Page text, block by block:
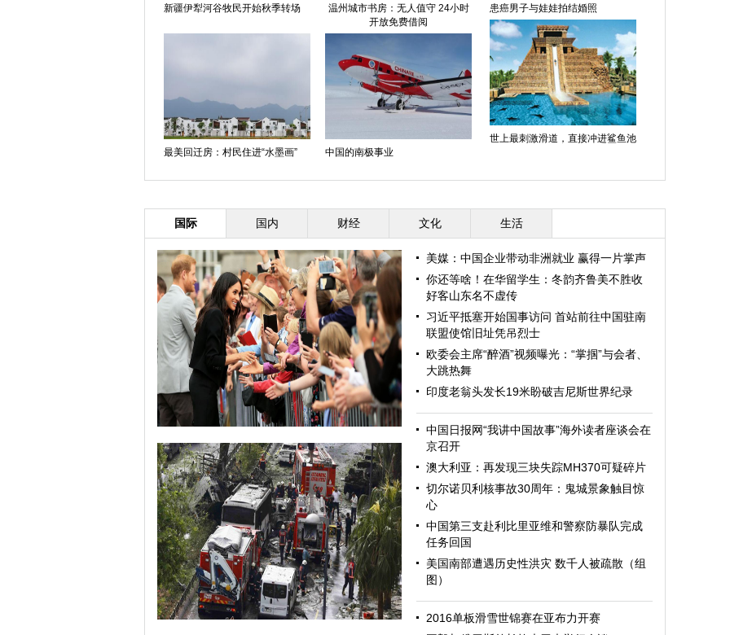
新疆伊犁河谷牧民开始秋季转场
温州城市书房：无人值守 24小时
开放免费借阅
最美回迁房：村民住进“水墨画” 中国的南极事业
患癌男子与娃娃拍结婚照
世上最刺激滑道，直接冲进鲨鱼池
国际 国内 财经 文化 生活
哈里与梅根亮相都柏林街头接受民众欢迎
美媒：中国企业带动非洲就业 赢得一片掌声
你还等啥！在华留学生：冬韵齐鲁美不胜收
好客山东名不虚传
习近平抵塞开始国事访问 首站前往中国驻南
联盟使馆旧址凭吊烈士
欧委会主席“醉酒”视频曝光：“掌掴”与会者、
大跳热舞
印度老翁头发长19米盼破吉尼斯世界纪录
中国日报网“我讲中国故事”海外读者座谈会在
京召开
澳大利亚：再发现三块失踪MH370可疑碎片
切尔诺贝利核事故30周年：鬼城景象触目惊
心
中国第三支赴利比里亚维和警察防暴队完成
任务回国
美国南部遭遇历史性洪灾 数千人被疏散（组
图）
2016单板滑雪世锦赛在亚布力开赛